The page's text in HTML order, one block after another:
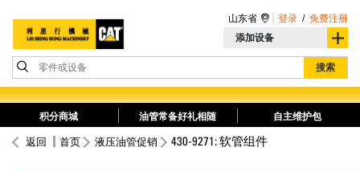
添加设备
零件或设备 搜索
山东省 登录 / 免费注册
积分商城 油管常备好礼相随 自主维护包
返回 首页 液压油管促销 430-9271: 软管组件